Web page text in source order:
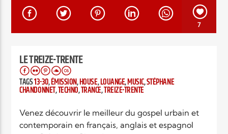
TITRE
Radio Elyon
7
LE TREIZE-TRENTE
TAGS13-30,ÉMISSION,HOUSE,LOUANGE,MUSIC,STÉPHANE
CHANDONNET,TECHNO,TRANCE,TREIZE-TRENTE
Venez découvrir le meilleur du gospel urbain et
contemporain en français, anglais et espagnol